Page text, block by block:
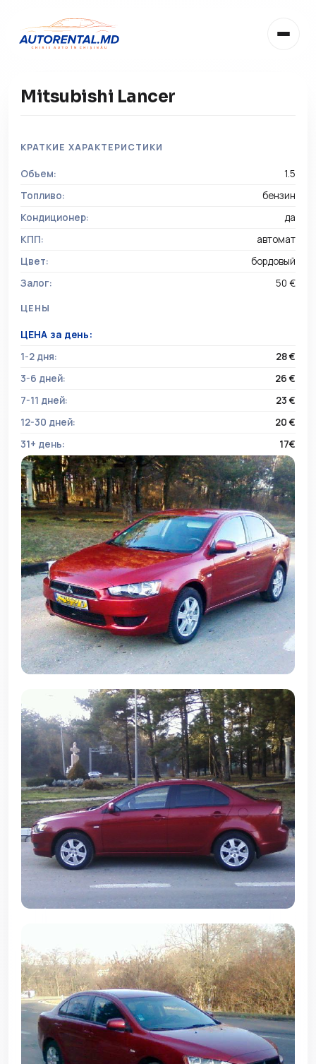
RU
RO
EN
Mitsubishi Lancer
КРАТКИЕ ХАРАКТЕРИСТИКИ
Объем:
1.5
Топливо:
бензин
Кондиционер:
да
КПП:
автомат
Цвет:
бордовый
Залог:
50 €
ЦЕНЫ
ЦЕНА за день:
1-2 дня:
28 €
3-6 дней:
26 €
7-11 дней:
23 €
12-30 дней:
20 €
31+ день:
17€